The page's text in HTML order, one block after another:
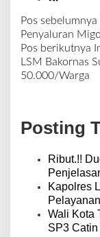
N
a
v
i
s
i
Pos sebelumnya
Penyaluran
Pos berikutnya
LSM Bakornas
50.000/Warga
Posting
Ribut.!!
Kapolres
Wali Kota
SP3